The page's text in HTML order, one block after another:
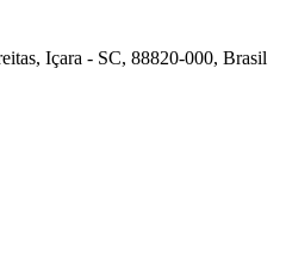
Içara - SC, 88820-000, Brasil